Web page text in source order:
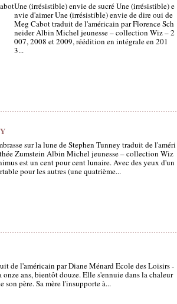
Une (irrésistible) envie de sucré Une (irrésistible) e
nvie d'aimer Une (irrésistible) envie de dire oui de
Meg Cabot traduit de l'américain par Florence Sch
neider Albin Michel jeunesse – collection Wiz – 2
007, 2008 et 2009, réédition en intégrale en 201
3...
sur la lune de Stephen Tunney traduit de l'améri
Zumstein Albin Michel jeunesse – collection Wiz
est un cent pour cent lunaire. Avec des yeux d'un
pour les autres (une quatrième...
de l'américain par Diane Ménard Ecole des Loisirs -
ans, bientôt douze. Elle s'ennuie dans la chaleur
père. Sa mère l'insupporte à...